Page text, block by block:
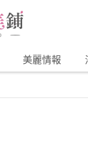
美麗情報